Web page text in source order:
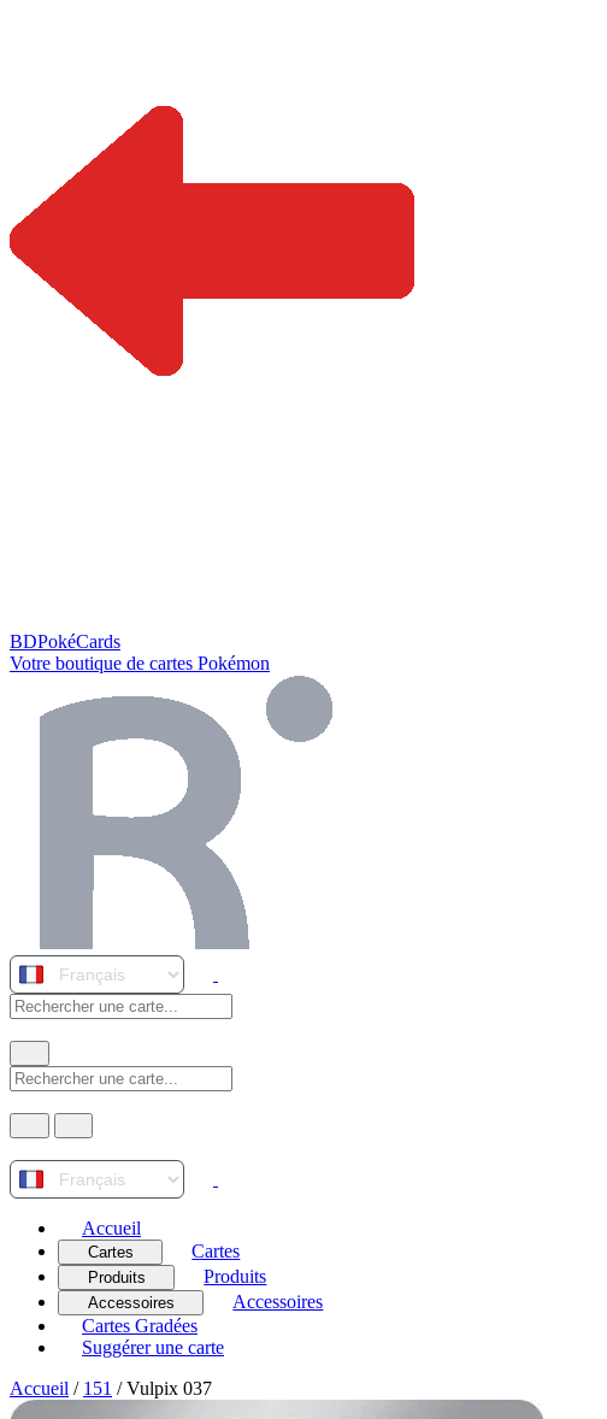
BDPokéCards
Votre boutique de cartes Pokémon
Accueil
Cartes Cartes
Produits Produits
Accessoires
Accessoires
Cartes Gradées
Suggérer une carte
Accueil / 151 / Vulpix 037